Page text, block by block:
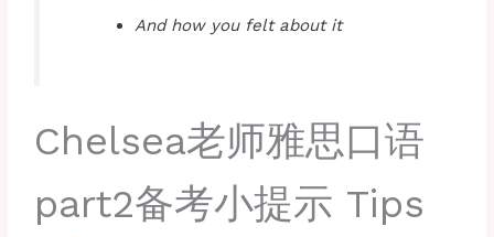
And how you felt about it
Chelsea老师雅思口语
part2备考小提示 Tips